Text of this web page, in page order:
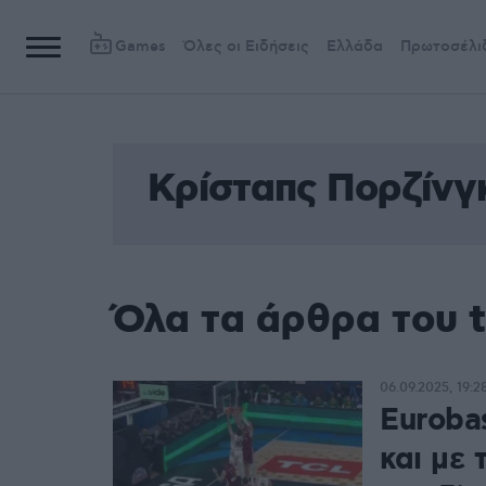
Games Όλες οι Ειδήσεις Ελλάδα
Κρίσταπς
Όλα τα άρθρα του
και με
06.09.2025,